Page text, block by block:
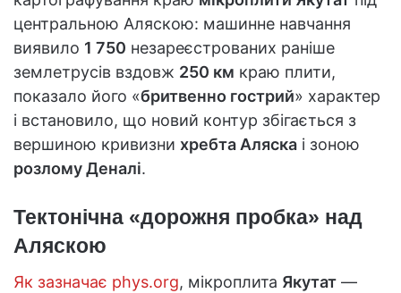
центральною Аляскою: машинне навчання
виявило 1 750 незареєстрованих раніше
землетрусів вздовж 250 км краю плити,
показало його «бритвенно гострий» характер
і встановило, що новий контур збігається з
вершиною кривизни хребта Аляска і зоною
розлому Деналі.
Тектонічна «дорожня пробка» над
Аляскою
Як зазначає phys.org, мікроплита Якутат —